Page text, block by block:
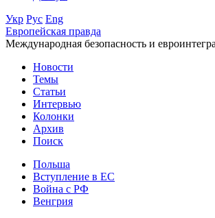
Укр Рус Eng
Европейская правда
Международная безопасность и
Новости
Темы
Статьи
Интервью
Колонки
Архив
Поиск
Польша
Вступление в ЕС
Война с РФ
Венгрия